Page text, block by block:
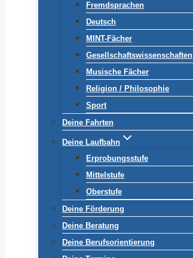
Fremdsprachen
Deutsch
MINT-Fächer
Gesellschaftswissenschaften
Musische Fächer
Religion / Philosophie
Sport
Deine Fahrten
Deine Laufbahn
Erprobungsstufe
Mittelstufe
Oberstufe
Deine Förderung
Deine Beratung
Deine Berufsorientierung